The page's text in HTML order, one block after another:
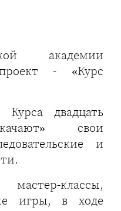
академии
- «Курс
двадцать
свои
и
классы,
игры, в ходе